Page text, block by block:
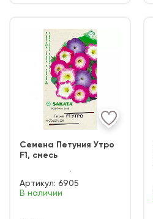
Семена Петуния Утро
F1, смесь
Артикул: 6905
В наличии